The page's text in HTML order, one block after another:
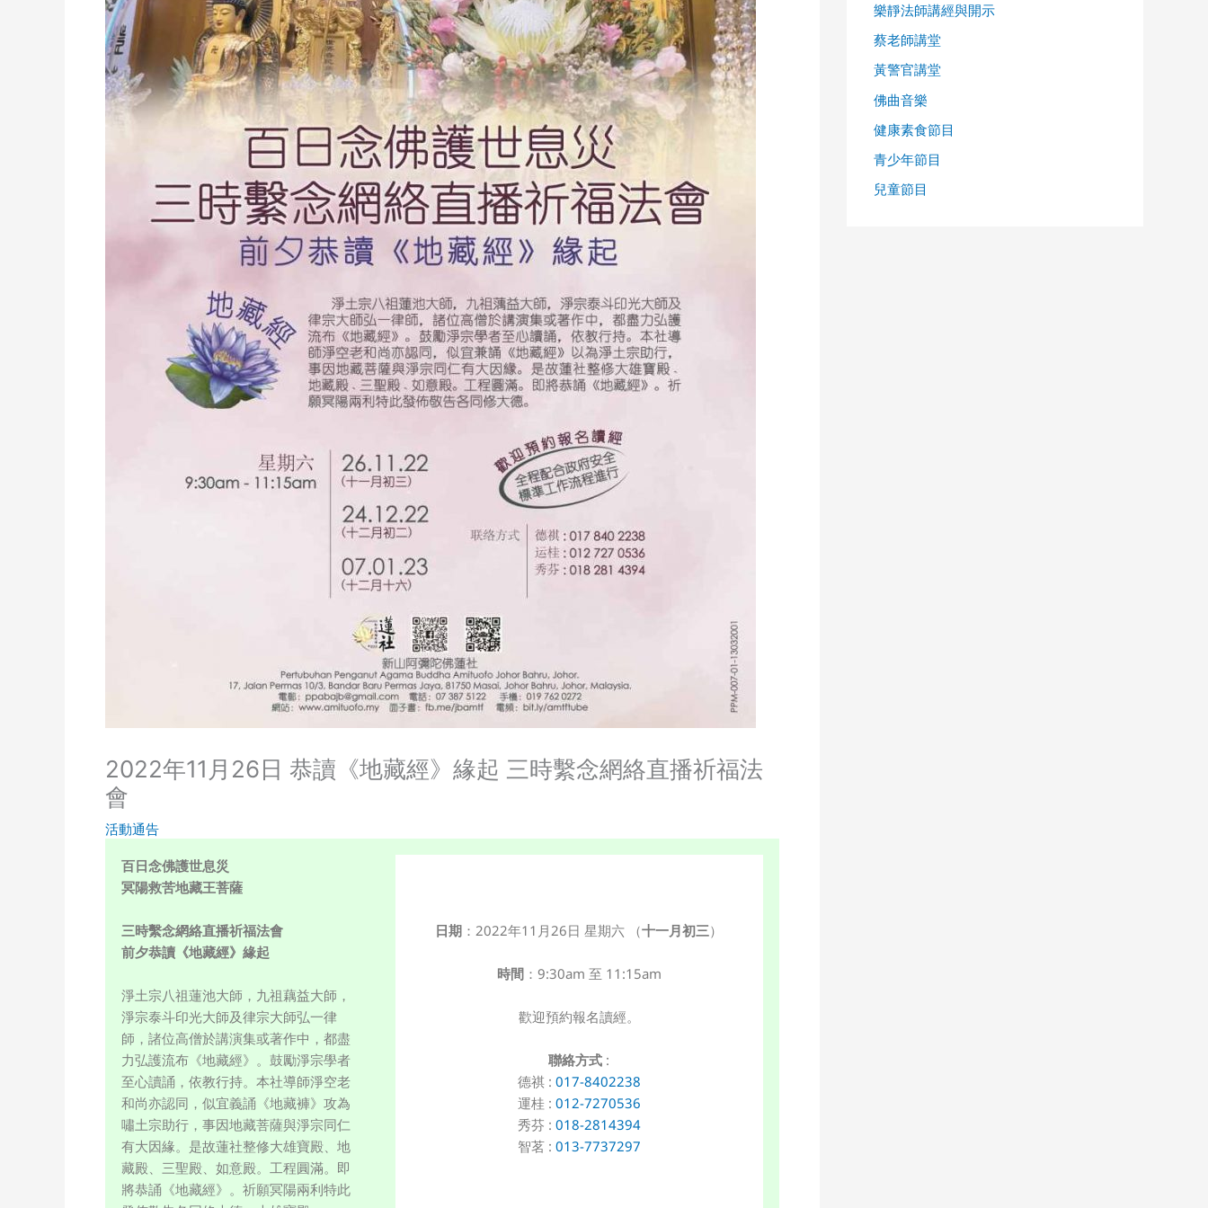
2022年11月26日 恭讀《地藏經》緣起 三時繫念網絡直播祈福法
會
活動通告
百日念佛護世息災
冥陽救苦地藏王菩薩
三時繫念網絡直播祈福法會
前夕恭讀《地藏經》緣起
淨土宗八祖蓮池大師，九祖藕益大師，
淨宗泰斗印光大師及律宗大師弘一律
師，諸位高僧於講演集或著作中，都盡
力弘護流布《地藏經》。鼓勵淨宗學者
至心讀誦，依教行持。本社導師淨空老
和尚亦認同，似宜義誦《地藏褲》攻為
嘯土宗助行，事因地藏菩薩與淨宗同仁
有大因緣。是故蓮社整修大雄寶殿、地
藏殿、三聖殿、如意殿。工程圓滿。即
將恭誦《地藏經》。祈願冥陽兩利特此
日期 ：2022年11月26日 星期六 （十一月初三）
時間：9:30am 至 11:15am
歡迎預約報名讀經。
聯絡方式 :
德祺 : 017-8402238
運桂 : 012-7270536
秀芬 : 018-2814394
智茗 : 013-7737297
樂靜法師講經與開示
蔡老師講堂
黃警官講堂
佛曲音樂
健康素食節目
青少年節目
兒童節目